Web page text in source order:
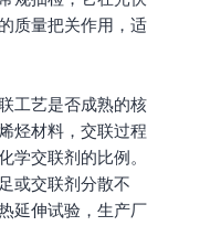
质量把关作用，适
工艺是否成熟的核
烃材料，交联过程
学交联剂的比例。
或交联剂分散不
延伸试验，生产厂